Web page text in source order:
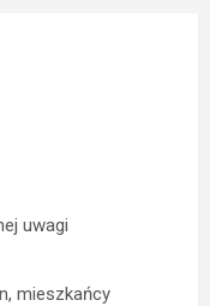
uwagi
mieszkańcy